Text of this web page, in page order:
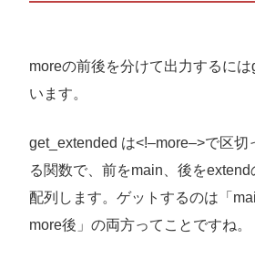
moreの前後を分けて出力するに
います。
get_extended は<!–more–>で区切
る関数で、前をmain、後を
配列します。ゲットするのは「
more後」の両方ってことですね。